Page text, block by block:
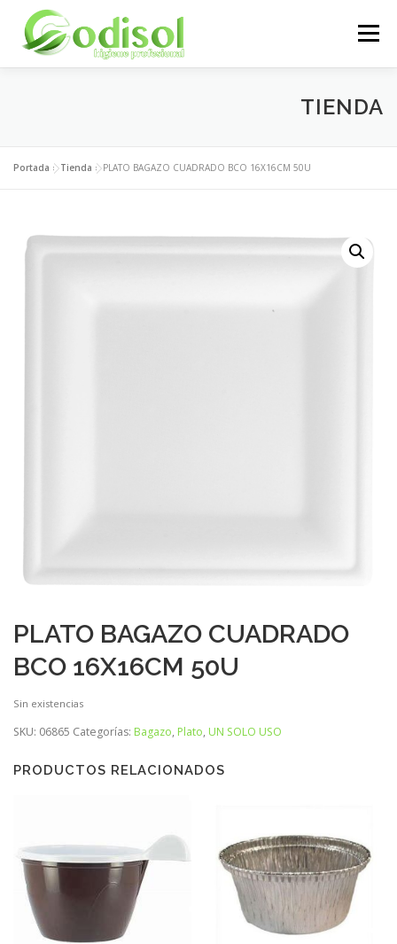
contenido
Menú
ÁREA CLIENTES CONTACTO
TIENDA
Portada »Tienda »PLATO BAGAZO CUADRADO BCO 16X16CM 50U
PLATO BAGAZO CUADRADO
BCO 16X16CM 50U
Sin existencias
SKU: 06865 Categorías: Bagazo, Plato, UN SOLO USO
PRODUCTOS RELACIONADOS